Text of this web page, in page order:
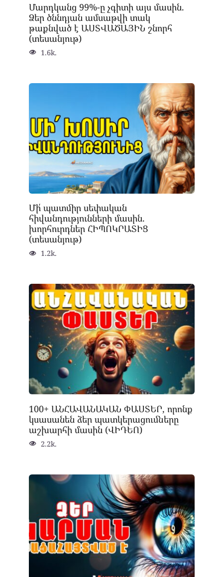
Մարդկանց 99%-ը չգիտի այս մասին.
Ձեր ծննդյան ամսաթվի տակ
թաքնված է ԱՍՏՎԱԾԱՅԻՆ շնորհ
(տեսանյութ)
1.6k.
Մի՛ պատմիր սեփական
հիվանդությունների մասին.
խորհուրդներ ՀԻՊՈԿՐԱՏԻՑ
(տեսանյութ)
1.2k.
100+ ԱՆՀԱՎԱՆԱԿԱՆ ՓԱՍՏԵՐ, որոնք
կսասանեն ձեր պատկերացումները
աշխարհի մասին (ՎԻԴԵՈ)
2.2k.